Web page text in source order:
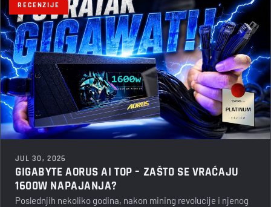
RECENZIJE
JUL 30, 2026
GIGABYTE AORUS AI TOP – ZAŠTO SE VRAĆAJU
1600W NAPAJANJA?
Poslednjih nekoliko godina, nakon mining revolucije i njenog